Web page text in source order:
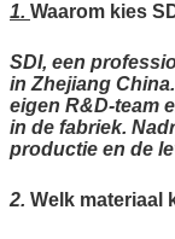
1. Waarom kies
SDI, een
in Zhejiang
eigen R&D-team
in de fabriek.
productie en de
2. Welk materiaal